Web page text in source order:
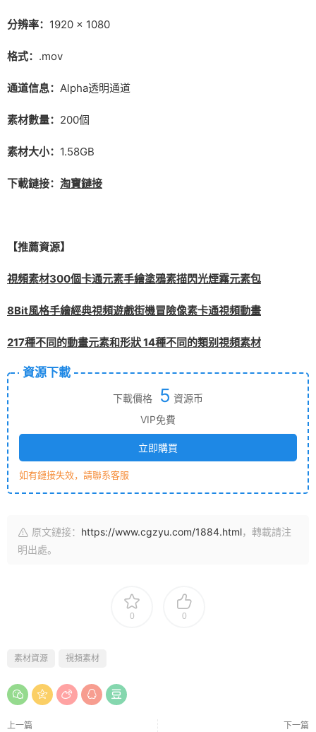
分辨率： 1920 × 1080
格式： .mov
通道信息： Alpha透明通道
素材數量： 200個
素材大小： 1.58GB
下載鏈接： 淘寶鏈接
【推薦資源】
視頻素材300個卡通元素手繪塗鴉素描閃光煙霧元素包
8Bit風格手繪經典視頻遊戲街機冒險像素卡通視頻動畫
217種不同的動畫元素和形狀 14種不同的類别視頻素材
資源下載
下載價格 5 資源币
VIP免費
立即購買
如有鏈接失效，請聯系客服
原文鏈接： https://www.cgzyu.com/1884.html，轉載請注
明出處。
0 0
素材資源 視頻素材
上一篇 下一篇